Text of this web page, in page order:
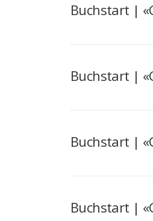
Buchstart |
Buchstart |
Buchstart |
Buchstart |